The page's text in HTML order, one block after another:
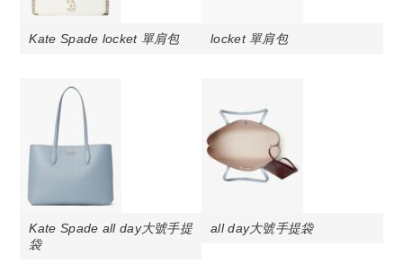
Kate Spade locket 單肩包 locket 單肩包
Kate Spade all day大號手提
袋
all day大號手提袋